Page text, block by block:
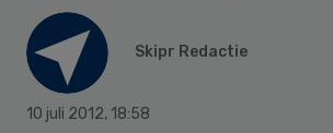
Skipr Redactie
10 juli 2012, 18:58